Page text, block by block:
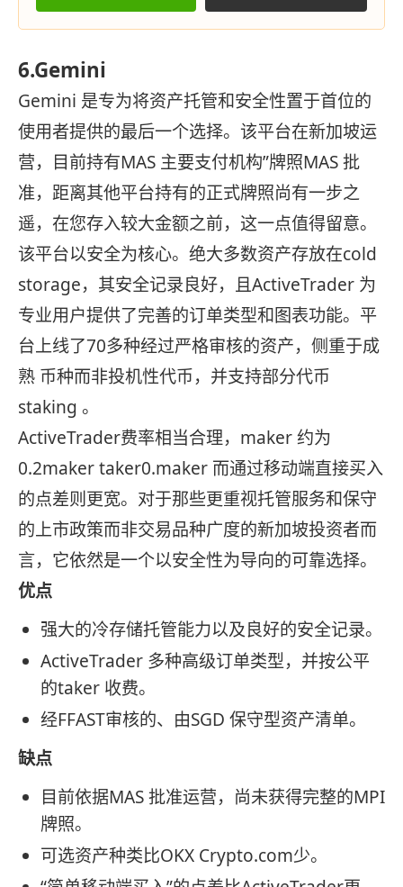
6.Gemini
Gemini 是专为将资产托管和安全性置于首位的
使用者提供的最后一个选择。该平台在新加坡运
营，目前持有MAS 主要支付机构”牌照MAS 批
准，距离其他平台持有的正式牌照尚有一步之
遥，在您存入较大金额之前，这一点值得留意。
该平台以安全为核心。绝大多数资产存放在cold
storage，其安全记录良好，且ActiveTrader 为
专业用户提供了完善的订单类型和图表功能。平
台上线了70多种经过严格审核的资产，侧重于成
熟 币种而非投机性代币，并支持部分代币
staking 。
ActiveTrader费率相当合理，maker 约为
0.2maker taker0.maker 而通过移动端直接买入
的点差则更宽。对于那些更重视托管服务和保守
的上市政策而非交易品种广度的新加坡投资者而
言，它依然是一个以安全性为导向的可靠选择。
优点
强大的冷存储托管能力以及良好的安全记录。
ActiveTrader 多种高级订单类型，并按公平
的taker 收费。
经FFAST审核的、由SGD 保守型资产清单。
缺点
目前依据MAS 批准运营，尚未获得完整的MPI
牌照。
可选资产种类比OKX Crypto.com少。